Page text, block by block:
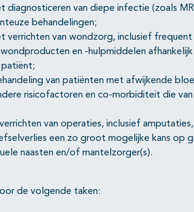
van diepe infectie (zoals
behandelingen;
van wondzorg, inclusief frequent
en -hulpmiddelen afhankelijk
patiënt;
van patiënten met afwijkende
risicofactoren en co-morbiditeit die
van operaties, inclusief
een zo groot mogelijke kans op
naasten en/of mantelzorger(s).
de volgende taken: